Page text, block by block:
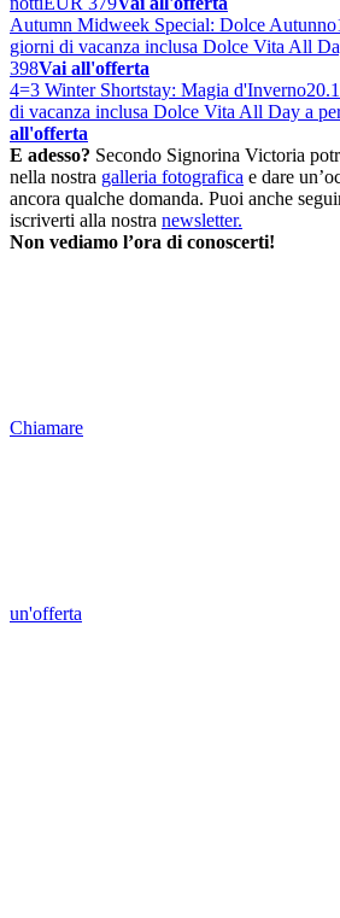
Autumn Midweek Special: Dolce Autunno
giorni di vacanza inclusa Dolce Vita All
398Vai all'offerta
4=3 Winter Shortstay: Magia d'Inverno
di vacanza inclusa Dolce Vita All Day a
all'offerta
E adesso? Secondo Signorina Victoria
nella nostra galleria fotografica e dare
ancora qualche domanda. Puoi anche
iscriverti alla nostra newsletter.
Non vediamo l’ora di conoscerti!
Chiamare
un'offerta